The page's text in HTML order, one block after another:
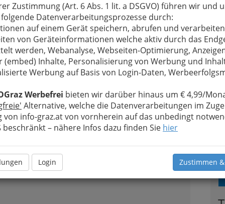
Zustimmung (Art. 6 Abs. 1 lit. a DSGVO) führen wir und
Datenverarbeitungsprozesse durch:
auf einem Gerät speichern, abrufen und
von Geräteinformationen welche aktiv durch das
werden, Webanalyse, Webseiten-Optimierung,
(embed) Inhalte, Personalisierung von Werbung und
Werbung auf Basis von Login-Daten,
Werbefrei bieten wir darüber hinaus um € 4,99/
Alternative, welche die Datenverarbeitungen im
von info-graz.at von vornherein auf das unbedingt
beschränkt – nähere Infos dazu finden Sie hier
Login Zustimmen
2